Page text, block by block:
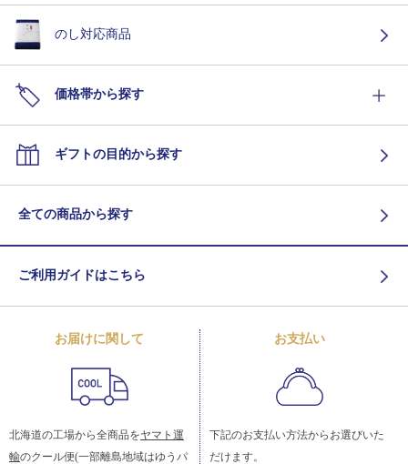
のし対応商品
価格帯から探す
ギフトの目的から探す
全ての商品から探す
ご利用ガイドはこちら
お届けに関して
北海道の工場から全商品をヤマト運
輸のクール便(一部離島地域はゆうパ
お支払い
下記のお支払い方法からお選びいた
だけます。